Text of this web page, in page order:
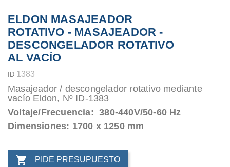
ELDON MASAJEADOR
ROTATIVO - MASAJEADOR -
DESCONGELADOR ROTATIVO
AL VACÍO
ID 1383
Masajeador / descongelador rotativo mediante
vacío Eldon, Nº ID-1383
Voltaje/Frecuencia: 380-440V/50-60 Hz
Dimensiones: 1700 x 1250 mm
 PIDE PRESUPUESTO